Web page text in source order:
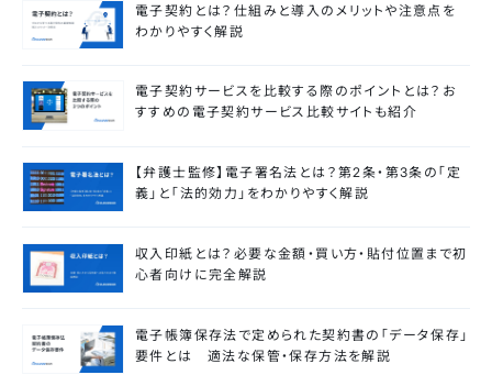
電子契約とは？仕組みと導入のメリットや注意点を
わかりやすく解説
電子契約サービスを比較する際のポイントとは？お
すすめの電子契約サービス比較サイトも紹介
【弁護士監修】電子署名法とは？第2条・第3条の「定
義」と「法的効力」をわかりやすく解説
収入印紙とは？必要な金額・買い方・貼付位置まで初
心者向けに完全解説
電子帳簿保存法で定められた契約書の「データ保存」
要件とは 適法な保管・保存方法を解説